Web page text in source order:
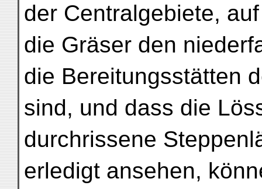
der Centralgebiete,
die Gräser den
die Bereitungsstätten
sind, und dass die
durchrissene
erledigt ansehen,